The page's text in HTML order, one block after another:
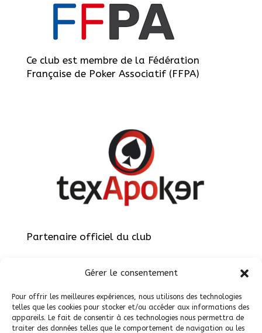
Gérer le consentement
Pour offrir les meilleures expériences, nous utilisons des technologies
telles que les cookies pour stocker et/ou accéder aux informations des
appareils. Le fait de consentir à ces technologies nous permettra de
traiter des données telles que le comportement de navigation ou les
Ce club est membre de la Fédération
Française de Poker Associatif (FFPA)
Partenaire officiel du club
Site réalisé parViteEtBien.net